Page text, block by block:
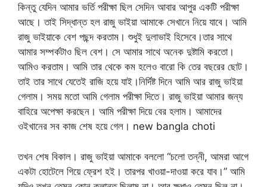
কিন্তু যেদিন আমার ভর্তি পরীক্ষা ছিল সেদিন আবার আপুর একটি পরীক্ষা
আছে। তাই সিদ্ধান্ত হল রাজু ভাইয়া আমাকে সেখানে নিয়ে যাবে। আমি
রাজু ভাইয়াকে বেশ পছন্দ করতাম। শুধুই দুলাভাই হিসেবে।তার সাথে
আমার সম্পর্কটাও ছিল বেশ। সে আমার সাথে অনেক দুষ্টামি করতো।
আমিও করতাম। আমি তার থেকে কম হলেও বারো কি তের বছরের ছোট।
তাই তার সাথে যেতেই রাজি হয়ে যাই।নির্দিষ্ট দিনে আমি আর রাজু ভাইয়া
গেলাম। সময় মতো আমি গেলাম পরীক্ষা দিতে। রাজু ভাইয়া আমার জন্য
বাহিরে অপেক্ষা করছেন। আমি পরীক্ষা দিয়ে বের হলাম। আমাদের
ওইখানের সব কাজ শেষ হয়ে গেল। new bangla choti
তখন শেষ বিকাল। রাজু ভাইয়া আমাকে বললো “চলো তন্নী, আমরা আগে
একটা হোটেলে গিয়ে ফ্রেশ হই। তারপর খাওয়া-দাওয়া করে যাব।” আমি